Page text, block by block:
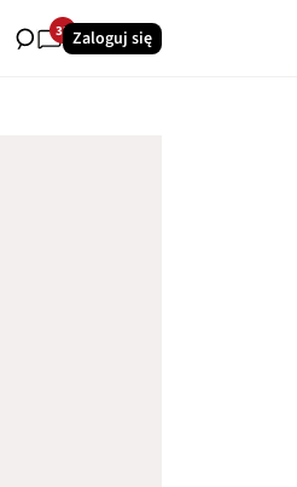
32Zaloguj się